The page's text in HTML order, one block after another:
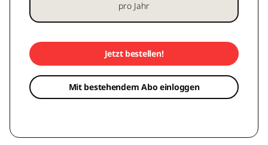
pro Jahr
Jetzt bestellen!
Mit bestehendem Abo einloggen